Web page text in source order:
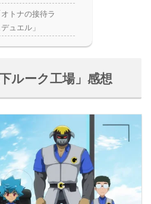
トナの接待ラ
ュエル」
ルーク工場」感想